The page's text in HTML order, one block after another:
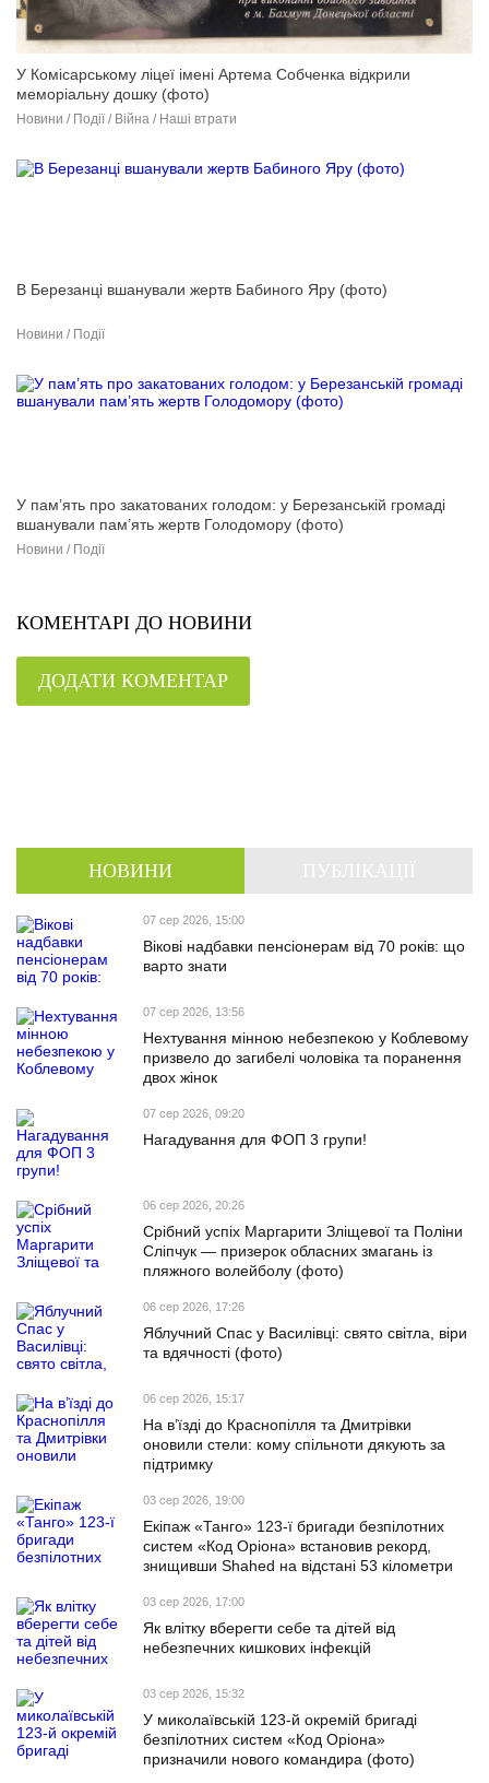
У Комісарському ліцеї імені Артема Собченка відкрили
меморіальну дошку (фото)
Новини / Події / Війна / Наші втрати
В Березанці вшанували жертв Бабиного Яру (фото)
Новини / Події
У пам’ять про закатованих голодом: у Березанській громаді
вшанували пам’ять жертв Голодомору (фото)
Новини / Події
КОМЕНТАРІ ДО НОВИНИ
ДОДАТИ КОМЕНТАР
НОВИНИ
07 сер 2026, 15:00
Вікові надбавки пенсіонерам від 70 років: що
варто знати
07 сер 2026, 13:56
Нехтування мінною небезпекою у Коблевому
призвело до загибелі чоловіка та поранення
двох жінок
07 сер 2026, 09:20
Нагадування для ФОП 3 групи!
06 сер 2026, 20:26
Срібний успіх Маргарити Зліщевої та Поліни
Сліпчук — призерок обласних змагань із
пляжного волейболу (фото)
06 сер 2026, 17:26
Яблучний Спас у Василівці: свято світла, віри
та вдячності (фото)
06 сер 2026, 15:17
На в’їзді до Краснопілля та Дмитрівки
оновили стели: кому спільноти дякують за
підтримку
03 сер 2026, 19:00
Екіпаж «Танго» 123-ї бригади безпілотних
систем «Код Оріона» встановив рекорд,
знищивши Shahed на відстані 53 кілометри
03 сер 2026, 17:00
Як влітку вберегти себе та дітей від
небезпечних кишкових інфекцій
03 сер 2026, 15:32
У миколаївській 123-й окремій бригаді
безпілотних систем «Код Оріона»
призначили нового командира (фото)